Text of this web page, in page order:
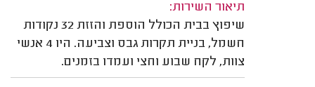
תיאור השירות:
שיפוץ בבית הכולל הוספת והזזת 32 נקודות
חשמל, בניית תקרות גבס וצביעה. היו 4 אנשי
צוות, לקח שבוע וחצי ועמדו בזמנים.